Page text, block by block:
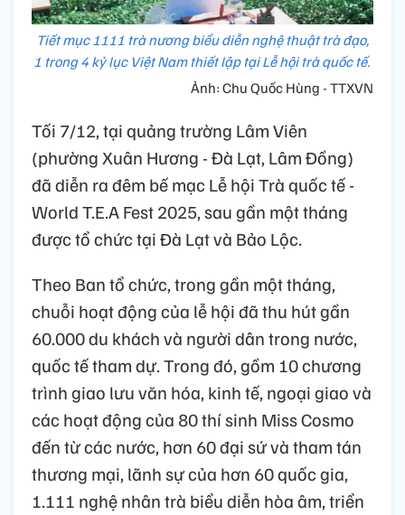
Tiết mục 1111 trà nương biểu diễn nghệ thuật trà đạo,
1 trong 4 kỷ lục Việt Nam thiết lập tại Lễ hội trà quốc tế.
Ảnh: Chu Quốc Hùng - TTXVN
Tối 7/12, tại quảng trường Lâm Viên
(phường Xuân Hương - Đà Lạt, Lâm Đồng)
đã diễn ra đêm bế mạc Lễ hội Trà quốc tế -
World T.E.A Fest 2025, sau gần một tháng
được tổ chức tại Đà Lạt và Bảo Lộc.
Theo Ban tổ chức, trong gần một tháng,
chuỗi hoạt động của lễ hội đã thu hút gần
60.000 du khách và người dân trong nước,
quốc tế tham dự. Trong đó, gồm 10 chương
trình giao lưu văn hóa, kinh tế, ngoại giao và
các hoạt động của 80 thí sinh Miss Cosmo
đến từ các nước, hơn 60 đại sứ và tham tán
thương mại, lãnh sự của hơn 60 quốc gia,
1.111 nghệ nhân trà biểu diễn hòa âm, triển